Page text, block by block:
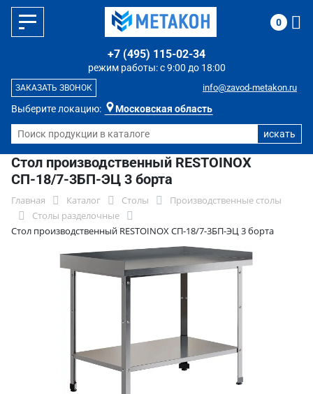
Выберите локацию: Московская область
режим работы: с 9:00 до 18:00
+7 (495) 115-02-34
info@zavod-metakon.ru
ЗАКАЗАТЬ ЗВОНОК
0
Стол производственный RESTOINOX
СП-18/7-3БП-ЭЦ 3 борта
Главная Каталог Столы
Производственные столы
Столы разделочные
Стол производственный RESTOINOX СП-18/7-3БП-ЭЦ 3 борта